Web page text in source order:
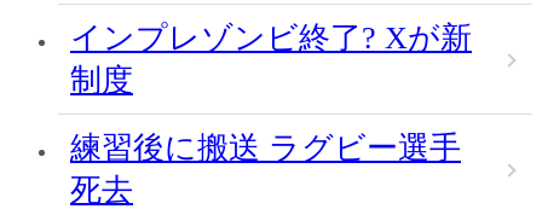
インプレゾンビ終了? Xが新
制度
練習後に搬送 ラグビー選手
死去